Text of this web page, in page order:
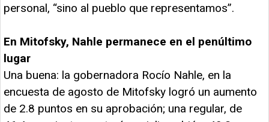
personal, “sino al pueblo que representamos”.
En Mitofsky, Nahle permanece en el penúltimo
lugar
Una buena: la gobernadora Rocío Nahle, en la
encuesta de agosto de Mitofsky logró un aumento
de 2.8 puntos en su aprobación; una regular, de